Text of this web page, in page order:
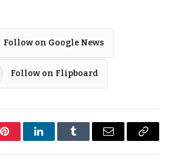
Follow on Google News
Follow on Flipboard
PinterestLinkedInTumblr Email
Copy